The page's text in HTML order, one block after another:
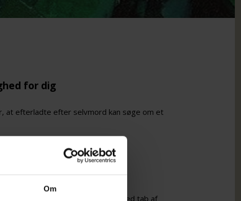
Om
for dig
at efterladte efter selvmord kan søge om et
efter selvmord
at det som regel kun er ved tab af